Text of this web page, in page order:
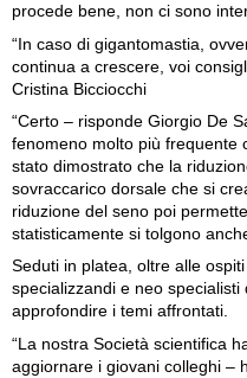
procede bene, non ci sono
“In caso di gigantomastia,
continua a crescere, voi
Cristina Bicciocchi
“Certo – risponde Giorgio De
fenomeno molto più frequente
stato dimostrato che la
sovraccarico dorsale che si
riduzione del seno poi
statisticamente si tolgono
Seduti in platea, oltre alle
specializzandi e neo
approfondire i temi affrontati.
“La nostra Società scientifica
aggiornare i giovani colleghi –